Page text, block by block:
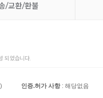
/교환/환불
되었습니다.
인증.허가 사항: 해당없음